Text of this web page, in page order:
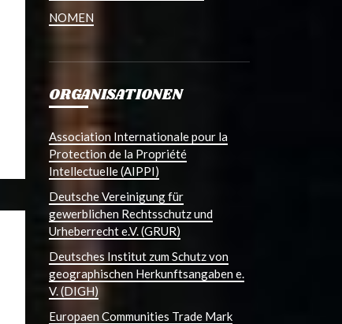
NOMEN
ORGANISATIONEN
Association Internationale pour la
Protection de la Propriété
Intellectuelle (AIPPI)
Deutsche Vereinigung für
gewerblichen Rechtsschutz und
Urheberrecht e.V. (GRUR)
Deutsches Institut zum Schutz von
geographischen Herkunftsangaben e.
V. (DIGH)
Europaen Communities Trade Mark